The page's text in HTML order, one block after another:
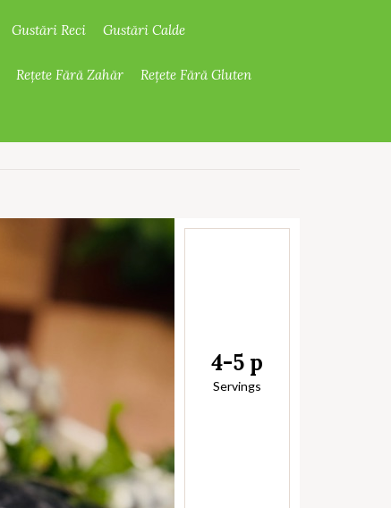
Gustări Reci Gustări Calde
Rețete Fără Zahăr Rețete Fără Gluten
4-5 p
Servings